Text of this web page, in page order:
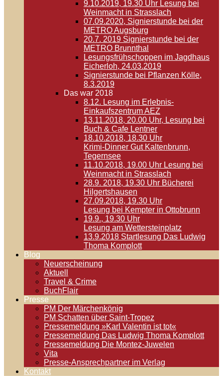
9.10.2019, 19.30 Uhr Lesung bei
Weinmacht in Strasslach
07.09.2020, Signierstunde bei der
METRO Augsburg
20.7. 2019 Signierstunde bei der
METRO Brunnthal
Lesungsfrühschoppen im Jagdhaus
Eicherloh, 24.03.2019
Signierstunde bei Pflanzen Kölle,
8.3.2019
Das war 2018
8.12. Lesung im Erlebnis-
Einkaufszentrum AEZ
13.11.2018, 20.00 Uhr, Lesung bei
Buch & Cafe Lentner
18.10.2018, 18.30 Uhr
Krimi-Dinner Gut Kaltenbrunn,
Tegernsee
11.10.2018, 19.00 Uhr Lesung bei
Weinmacht in Strasslach
28.9. 2018, 19.30 Uhr Bücherei
Hilgertshausen
27.09.2018, 19.30 Uhr
Lesung bei Kempter in Ottobrunn
19.9., 19.30 Uhr
Lesung am Wettersteinplatz
13.9.2018 Startlesung Das Ludwig
Thoma Komplott
Blog
Neuerscheinung
Aktuell
Travel & Crime
BuchFlair
Presse
PM Der Märchenkönig
PM Schatten über Saint-Tropez
Pressemeldung »Karl Valentin ist tot«
Pressemeldung Das Ludwig Thoma Komplott
Pressemeldung Die Montez-Juwelen
Vita
Presse-Ansprechpartner im Verlag
Kontakt